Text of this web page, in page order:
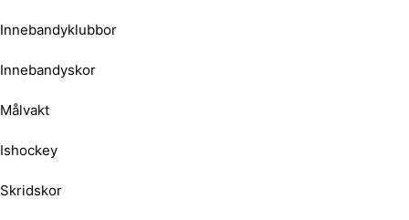
Innebandyklubbor
Innebandyskor
Målvakt
Ishockey
Skridskor